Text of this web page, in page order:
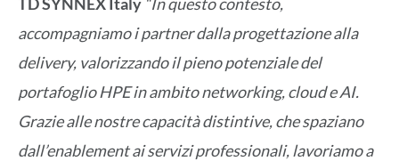
accompagniamo i partner dalla progettazione alla
delivery, valorizzando il pieno potenziale del
portafoglio HPE in ambito networking, cloud e AI.
Grazie alle nostre capacità distintive, che spaziano
dall’enablement ai servizi professionali, lavoriamo a